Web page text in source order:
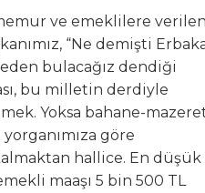
ve emeklilere
“Ne demişti
bulacağız dendiği
bu milletin derdiyle
Yoksa bahane-
yorganımıza göre
hallice. En düşük
maaşı 5 bin 500 TL